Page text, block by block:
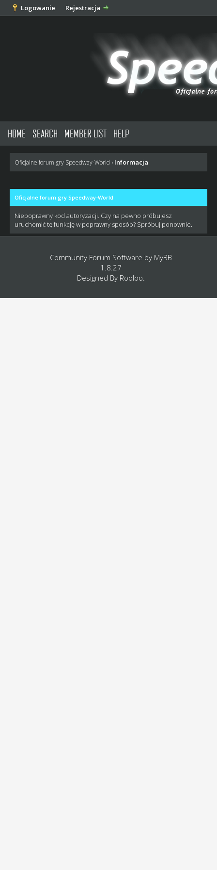
Logowanie Rejestracja
HOME SEARCH MEMBER LIST HELP
Oficjalne forum gry Speedway-World › Informacja
Oficjalne forum gry Speedway-World
Niepoprawny kod autoryzacji. Czy na pewno próbujesz
uruchomić tę funkcję w poprawny sposób? Spróbuj ponownie.
Community Forum Software by MyBB
1.8.27
Designed By Rooloo.